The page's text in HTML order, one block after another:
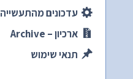
עדכונים מהתעשייה
ארכיון – Archive
תנאי שימוש